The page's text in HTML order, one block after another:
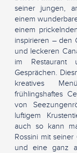
seiner jungen,
einem
einem
inspirieren – den
und leckeren
im Restaurant
Gesprächen.
kreatives
frühlingshaftes
von
luftigem
auch so kann
Rossini mit
und eine ganz